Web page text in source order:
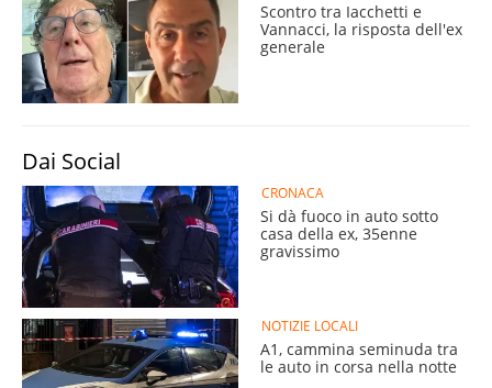
Scontro tra Iacchetti e
Vannacci, la risposta dell'ex
generale
Dai Social
CRONACA
Si dà fuoco in auto sotto
casa della ex, 35enne
gravissimo
NOTIZIE LOCALI
A1, cammina seminuda tra
le auto in corsa nella notte